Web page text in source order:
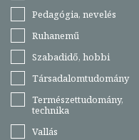
Pedagógia, nevelés
Ruhanemű
Szabadidő, hobbi
Társadalomtudomány
Természettudomány,
technika
Vallás